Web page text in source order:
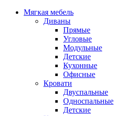
Мягкая мебель
Диваны
Прямые
Угловые
Модульные
Детские
Кухонные
Офисные
Кровати
Двуспальные
Односпальные
Детские